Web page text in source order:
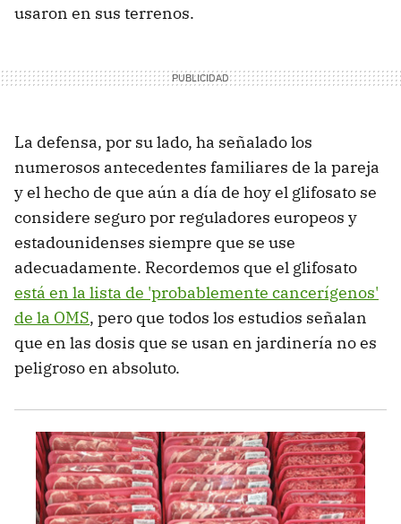
usaron en sus terrenos.
La defensa, por su lado, ha señalado los
numerosos antecedentes familiares de la pareja
y el hecho de que aún a día de hoy el glifosato se
considere seguro por reguladores europeos y
estadounidenses siempre que se use
adecuadamente. Recordemos que el glifosato
está en la lista de 'probablemente cancerígenos'
de la OMS, pero que todos los estudios señalan
que en las dosis que se usan en jardinería no es
peligroso en absoluto.